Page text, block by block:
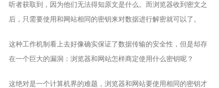
听者获取到，因为他们无法得知原文是什么。而浏览器收到密文之
后，只需要使用和网站相同的密钥来对数据进行解密就可以了。
这种工作机制看上去好像确实保证了数据传输的安全性，但是却存
在一个巨大的漏洞：浏览器和网站怎样商定使用什么密钥呢？
这绝对是一个计算机界的难题，浏览器和网站要使用相同的密钥才